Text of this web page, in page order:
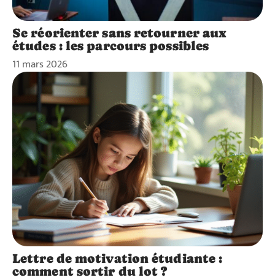
Se réorienter sans retourner aux
études : les parcours possibles
11 mars 2026
Lettre de motivation étudiante :
comment sortir du lot ?